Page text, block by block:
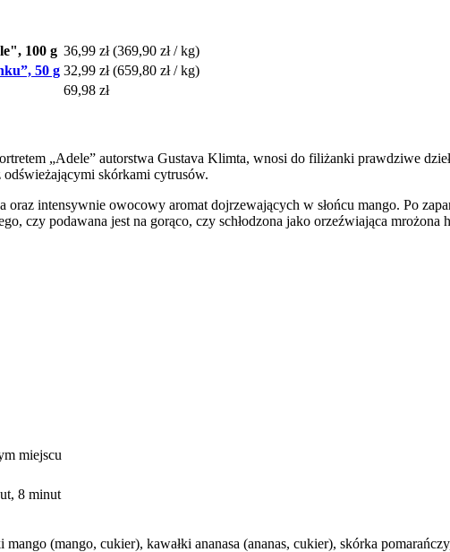
100 g 36,99 zł (369,90 zł / kg)
50 g 32,99 zł (659,80 zł / kg)
69,98 zł
„Adele” autorstwa Gustava Klimta, wnosi do filiżanki prawdziwe
odświeżającymi skórkami cytrusów.
intensywnie owocowy aromat dojrzewających w słońcu mango. Po
czy podawana jest na gorąco, czy schłodzona jako orzeźwiająca
miejscu
8 minut
(mango, cukier), kawałki ananasa (ananas, cukier), skórka